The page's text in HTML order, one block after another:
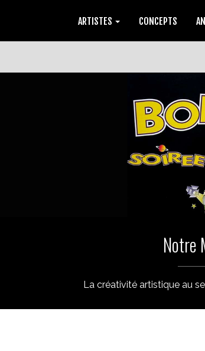
ARTISTES CONCEPTS
Notre
La créativité artistique au